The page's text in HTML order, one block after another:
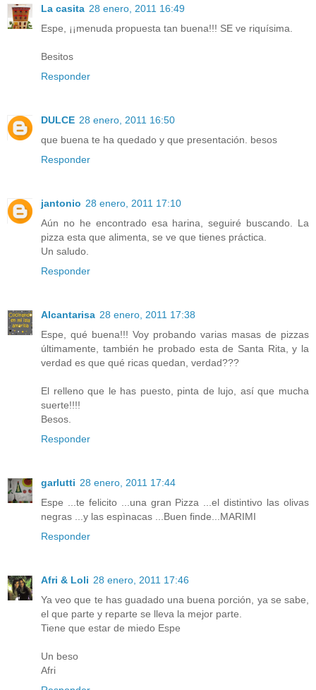
La casita 28 enero, 2011 16:49
Espe, ¡¡menuda propuesta tan buena!!! SE ve riquísima.
Besitos
Responder
DULCE 28 enero, 2011 16:50
que buena te ha quedado y que presentación. besos
Responder
jantonio 28 enero, 2011 17:10
Aún no he encontrado esa harina, seguiré buscando. La
pizza esta que alimenta, se ve que tienes práctica.
Un saludo.
Responder
Alcantarisa 28 enero, 2011 17:38
Espe, qué buena!!! Voy probando varias masas de pizzas
últimamente, también he probado esta de Santa Rita, y la
verdad es que qué ricas quedan, verdad???
El relleno que le has puesto, pinta de lujo, así que mucha
suerte!!!!
Besos.
Responder
garlutti 28 enero, 2011 17:44
Espe ...te felicito ...una gran Pizza ...el distintivo las olivas
negras ...y las espìnacas ...Buen finde...MARIMI
Responder
Afri & Loli 28 enero, 2011 17:46
Ya veo que te has guadado una buena porción, ya se sabe,
el que parte y reparte se lleva la mejor parte.
Tiene que estar de miedo Espe
Un beso
Afri